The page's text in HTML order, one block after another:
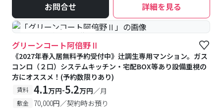
お問合せ 詳細を見る
#予約受付中 #空室待ち
グリーンコート阿倍野Ⅱ
《2027年春入居無料予約受付中》辻調生専用マンション。ガス
コンロ（２口）システムキッチン・宅配BOX等あり設備重視の
方にオススメ！(予約数限りあり)
賃料 4.1万円-5.2万円／月
敷金 70,000円／契約時お預り